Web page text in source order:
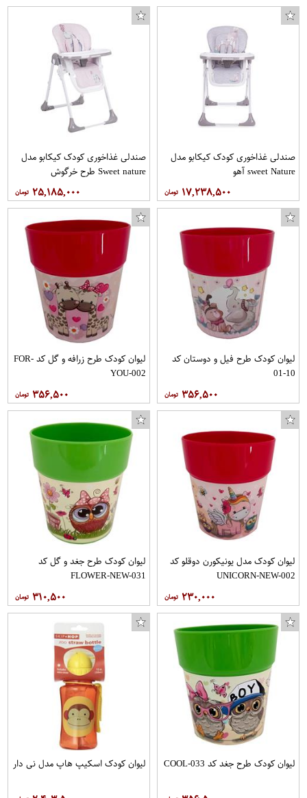
صندلی غذاخوری کودک کیکابو مدل
sweet Nature آهو
۱۷,۲۳۸,۵۰۰
صندلی غذاخوری کودک کیکابو مدل
Sweet nature طرح خرگوش
۲۵,۱۸۵,۰۰۰
لیوان کودک طرح فیل و دوستان کد
10-01
۳۵۶,۵۰۰
لیوان کودک طرح زرافه و گل کد FOR-
YOU-002
۳۵۶,۵۰۰
لیوان کودک مدل یونیکورن دوقلو کد
UNICORN-NEW-002
۲۳۰,۰۰۰
لیوان کودک طرح جغد و گل کد
FLOWER-NEW-031
۳۱۰,۵۰۰
لیوان کودک طرح جغد کد COOL-033 لیوان کودک اسکیپ هاپ مدل نی دار